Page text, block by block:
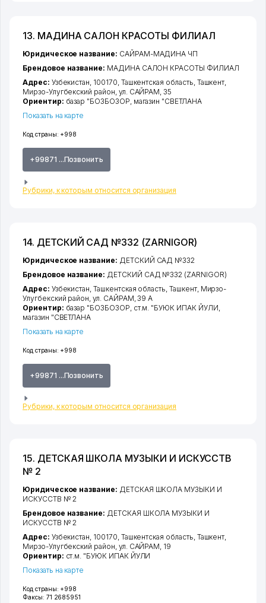
13. МАДИНА САЛОН КРАСОТЫ ФИЛИАЛ
Код страны: +998
+99871 ...Позвонить
Рубрики, к которым относится организация
Юридическое название: САЙРАМ-МАДИНА ЧП
Брендовое название: МАДИНА САЛОН КРАСОТЫ ФИЛИАЛ
Адрес: Узбекистан, 100170, Ташкентская область Ташкент
Мирзо-Улугбекский район ул. САЙРАМ , 35
Ориентир: базар "БОЗБОЗОР, магазин "СВЕТЛАНА
Показать на карте
14. ДЕТСКИЙ САД №332 (ZARNIGOR)
Код страны: +998
+99871 ...Позвонить
Рубрики, к которым относится организация
Юридическое название: ДЕТСКИЙ САД №332
Брендовое название: ДЕТСКИЙ САД №332 (ZARNIGOR)
Адрес: Узбекистан,Ташкентская область ,Ташкент, Мирзо-
Улугбекский район ,ул. САЙРАМ , 39 А
Ориентир: базар "БОЗБОЗОР, ст.м. "БУЮК ИПАК ЙУЛИ,
магазин "СВЕТЛАНА
Показать на карте
15. ДЕТСКАЯ ШКОЛА МУЗЫКИ И ИСКУССТВ
№ 2
Код страны: +998
Факсы: 71 2685951
Юридическое название: ДЕТСКАЯ ШКОЛА МУЗЫКИ И
ИСКУССТВ № 2
Брендовое название: ДЕТСКАЯ ШКОЛА МУЗЫКИ И
ИСКУССТВ № 2
Адрес: Узбекистан, 100170, Ташкентская область Ташкент
Мирзо-Улугбекский район ул. САЙРАМ , 19
Ориентир: ст.м. "БУЮК ИПАК ЙУЛИ
Показать на карте